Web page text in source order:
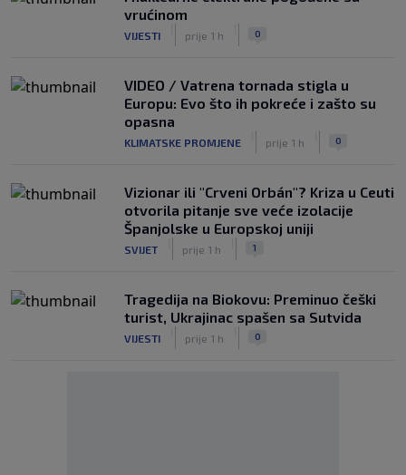
vrućinom
VIJESTI prije 1 h 0
VIDEO / Vatrena tornada stigla u
Europu: Evo što ih pokreće i zašto su
opasna
KLIMATSKE PROMJENE prije 1 h 0
Vizionar ili "Crveni Orbán"? Kriza u Ceuti
otvorila pitanje sve veće izolacije
Španjolske u Europskoj uniji
SVIJET prije 1 h 1
Tragedija na Biokovu: Preminuo češki
turist, Ukrajinac spašen sa Sutvida
VIJESTI prije 1 h 0